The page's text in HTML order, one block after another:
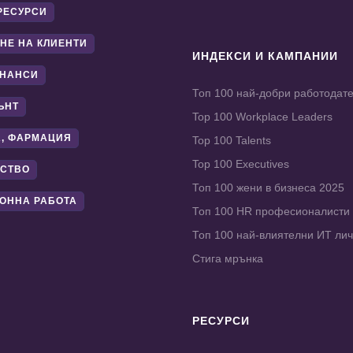
НА КЛИЕНТИ
ФАРМАЦИЯ
РАБОТА
ИНДЕКСИ И КАМПАНИИ
Топ 100 най-добри
Top 100 Workplace Leaders
Top 100 Talents
Top 100 Executives
Топ 100 жени в бизнеса 2025
Топ 100 HR професионалисти
Топ 100 най-влиятелни ИТ
Стига мрънка
РЕСУРСИ